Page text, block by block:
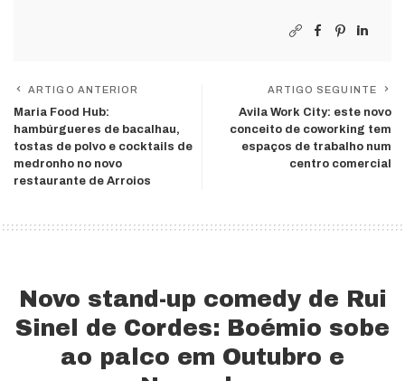
ARTIGO ANTERIOR
Maria Food Hub:
hambúrgueres de bacalhau,
tostas de polvo e cocktails de
medronho no novo
restaurante de Arroios
ARTIGO SEGUINTE
Avila Work City: este novo
conceito de coworking tem
espaços de trabalho num
centro comercial
Novo stand-up comedy de Rui
Sinel de Cordes: Boémio sobe
ao palco em Outubro e